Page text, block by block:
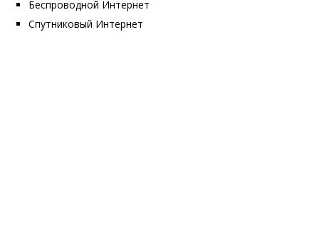
Беспроводной Интернет
Спутниковый Интернет